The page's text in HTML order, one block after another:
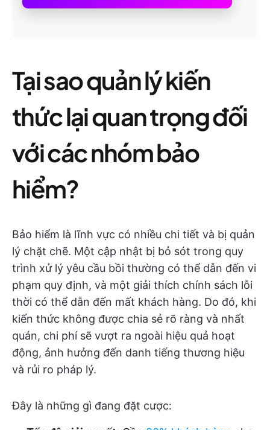
Tại sao quản lý kiến
thức lại quan trọng đối
với các nhóm bảo
hiểm?
Bảo hiểm là lĩnh vực có nhiều chi tiết và bị quản
lý chặt chẽ. Một cập nhật bị bỏ sót trong quy
trình xử lý yêu cầu bồi thường có thể dẫn đến vi
phạm quy định, và một giải thích chính sách lỗi
thời có thể dẫn đến mất khách hàng. Do đó, khi
kiến thức không được chia sẻ rõ ràng và nhất
quán, chi phí sẽ vượt ra ngoài hiệu quả hoạt
động, ảnh hưởng đến danh tiếng thương hiệu
và rủi ro pháp lý.
Đây là những gì đang đặt cược: